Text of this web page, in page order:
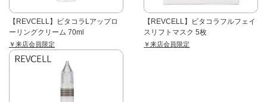
【REVCELL】ビタコラLアップロ
ーリングクリーム 70ml
￥来店会員限定
【REVCELL】ビタコラフルフェイ
スリフトマスク 5枚
￥来店会員限定